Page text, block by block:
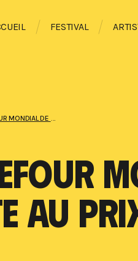
FESTIVAL
AU